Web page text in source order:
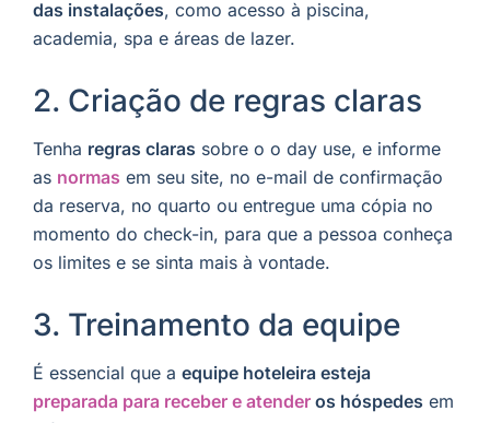
das instalações, como acesso à piscina,
academia, spa e áreas de lazer.
2. Criação de regras claras
Tenha regras claras sobre o o day use, e informe
as normas em seu site, no e-mail de confirmação
da reserva, no quarto ou entregue uma cópia no
momento do check-in, para que a pessoa conheça
os limites e se sinta mais à vontade.
3. Treinamento da equipe
É essencial que a equipe hoteleira esteja
preparada para receber e atender os hóspedes em